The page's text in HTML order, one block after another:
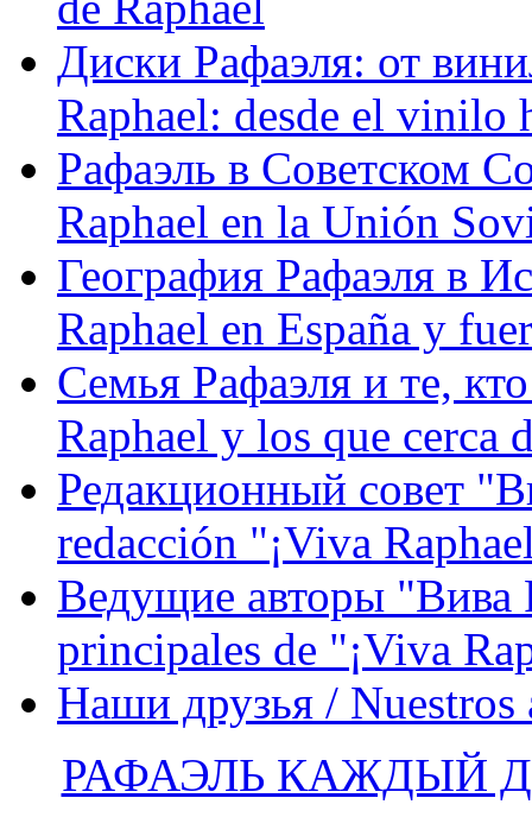
Диски Рафаэля: от
Raphael: desde el vinilo
Рафаэль в Советском
Raphael en la Unión
География Рафаэля в
Raphael en España y
Семья Рафаэля и те,
Raphael y los que cerca
Редакционный совет
redacción "¡Viva
Ведущие авторы "Вива
principales de "¡Viva
Наши друзья / Nuestros
РАФАЭЛЬ КАЖДЫЙ